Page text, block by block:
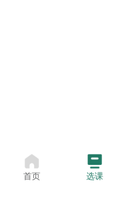
首页 选课